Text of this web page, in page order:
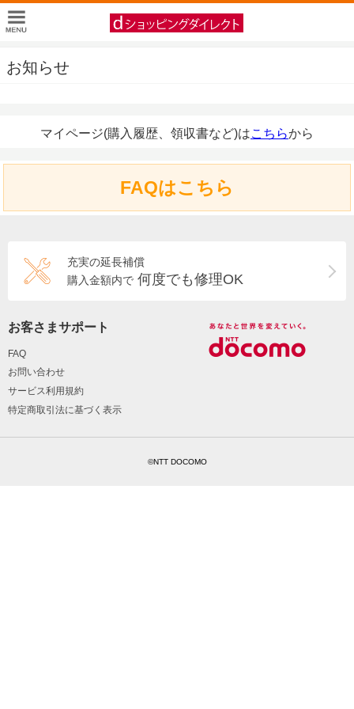
お知らせ
マイページ(購入履歴、領収書など)はこちらから
FAQはこちら
充実の延長補償
購入金額内で 何度でも修理OK
お客さまサポート
FAQ
お問い合わせ
サービス利用規約
特定商取引法に基づく表示
©NTT DOCOMO